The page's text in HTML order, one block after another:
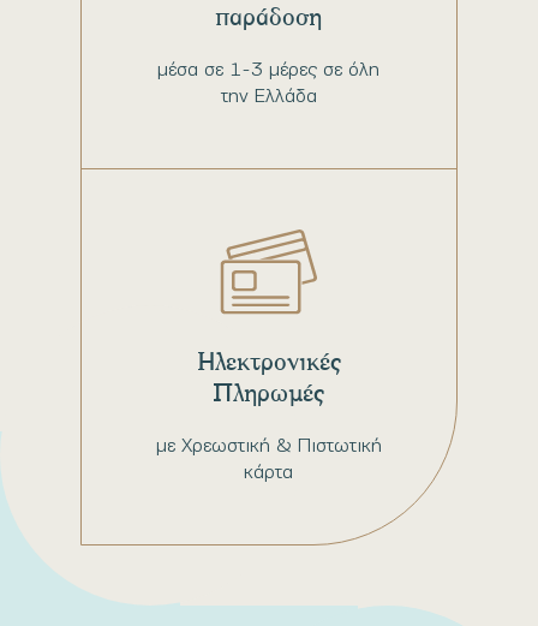
μέσα σε 1-3 μέρες σε όλη
την Ελλάδα
παράδοση
με Χρεωστική & Πιστωτική
κάρτα
Ηλεκτρονικές
Πληρωμές